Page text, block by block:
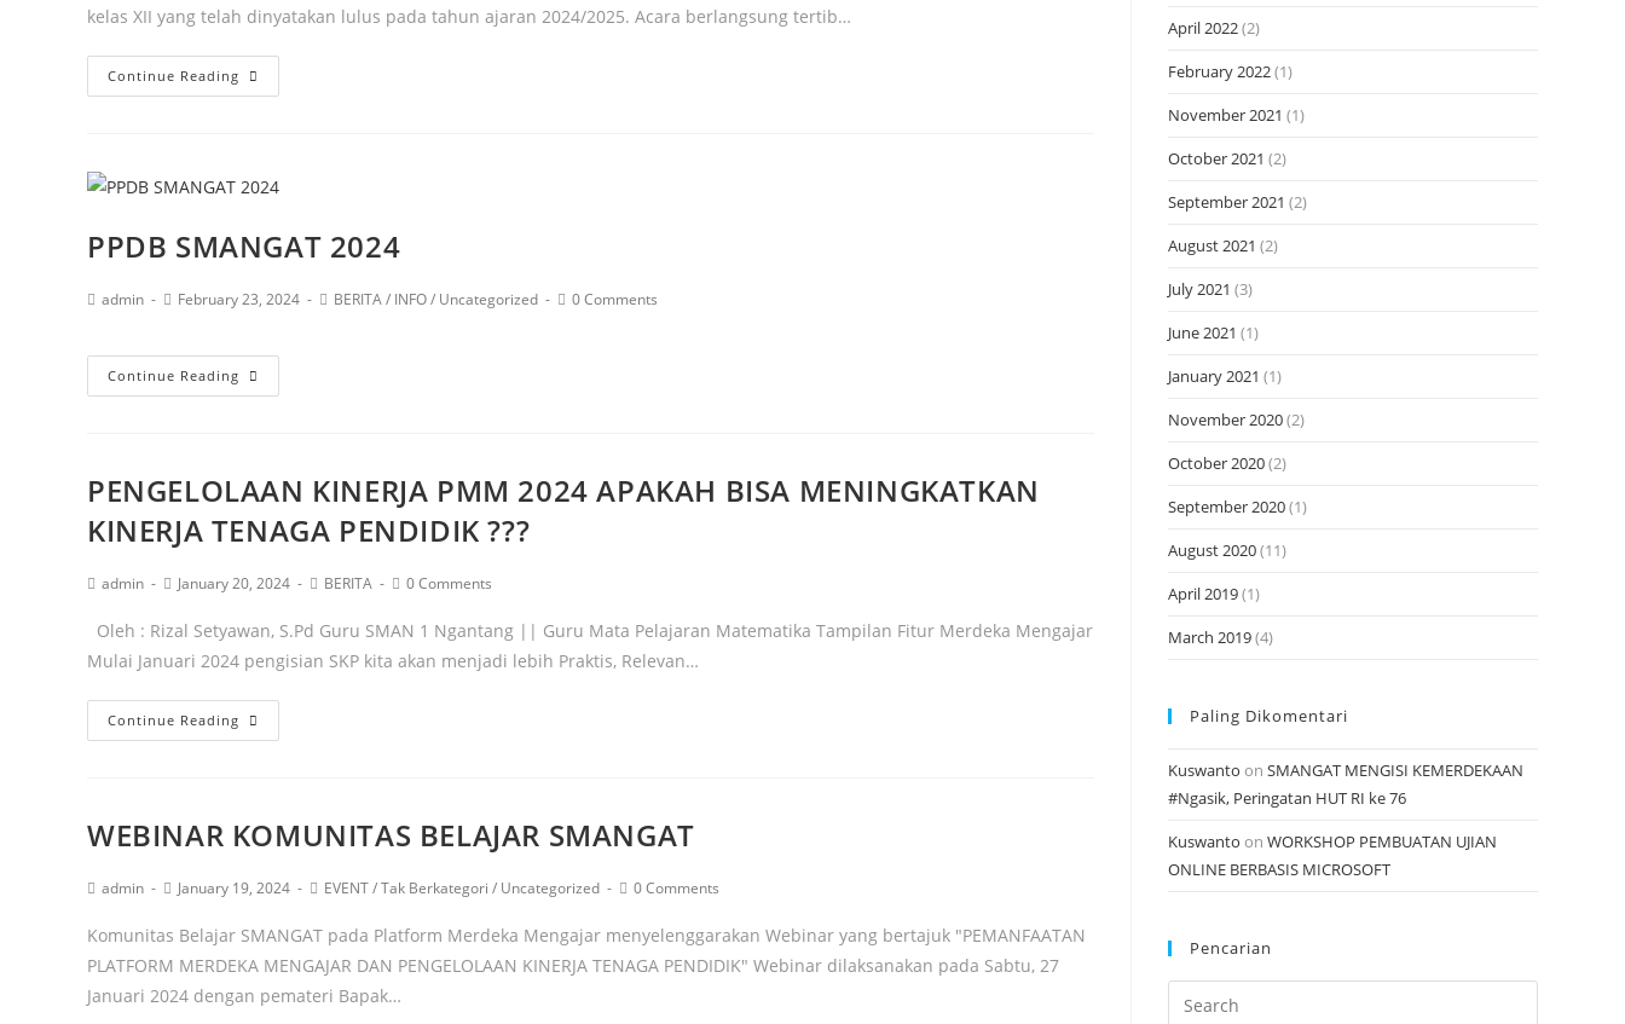
kelas XII yang telah dinyatakan lulus pada tahun ajaran 2024/2025. Acara berlangsung tertib…
Continue Reading
PPDB SMANGAT 2024
admin February 23, 2024 BERITA/ INFO/ Uncategorized 0 Comments
Continue Reading
PENGELOLAAN KINERJA PMM 2024 APAKAH BISA MENINGKATKAN
KINERJA TENAGA PENDIDIK ???
admin January 20, 2024 BERITA 0 Comments
Oleh : Rizal Setyawan, S.Pd Guru SMAN 1 Ngantang || Guru Mata Pelajaran Matematika Tampilan Fitur Merdeka Mengajar
Mulai Januari 2024 pengisian SKP kita akan menjadi lebih Praktis, Relevan…
Continue Reading
WEBINAR KOMUNITAS BELAJAR SMANGAT
admin January 19, 2024 EVENT/Tak Berkategori / Uncategorized 0 Comments
Komunitas Belajar SMANGAT pada Platform Merdeka Mengajar menyelenggarakan Webinar yang bertajuk "PEMANFAATAN
PLATFORM MERDEKA MENGAJAR DAN PENGELOLAAN KINERJA TENAGA PENDIDIK" Webinar dilaksanakan pada Sabtu, 27
Januari 2024 dengan pemateri Bapak…
April 2022(2)
February 2022(1)
November 2021 (1)
October 2021 (2)
September 2021 (2)
August 2021 (2)
July 2021 (3)
June 2021 (1)
January 2021 (1)
November 2020(2)
October 2020(2)
September 2020(1)
August 2020(11)
April 2019(1)
March 2019(4)
Paling Dikomentari
Kuswanto on SMANGAT MENGISI KEMERDEKAAN
#Ngasik, Peringatan HUT RI ke 76
Kuswanto on WORKSHOP PEMBUATAN UJIAN
ONLINE BERBASIS MICROSOFT
Pencarian